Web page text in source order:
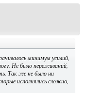
минимум усилий,
Не было переживаний,
Так же не было ни
исполнялись сложно,